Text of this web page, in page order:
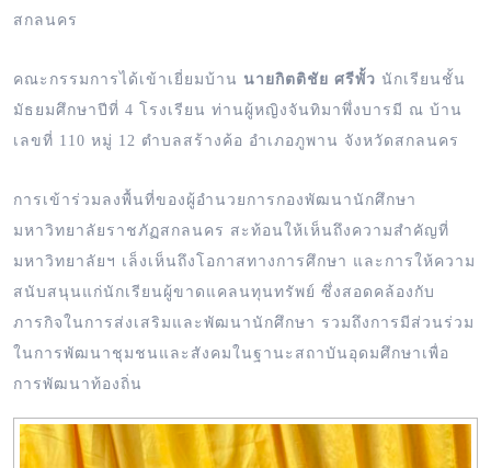
สกลนคร
คณะกรรมการได้เข้าเยี่ยมบ้าน นายกิตติชัย ศรีพั้ว นักเรียนชั้น
มัธยมศึกษาปีที่ 4 โรงเรียน ท่านผู้หญิงจันทิมาพึ่งบารมี ณ บ้าน
เลขที่ 110 หมู่ 12 ตำบลสร้างค้อ อำเภอภูพาน จังหวัดสกลนคร
การเข้าร่วมลงพื้นที่ของผู้อำนวยการกองพัฒนานักศึกษา
มหาวิทยาลัยราชภัฏสกลนคร สะท้อนให้เห็นถึงความสำคัญที่
มหาวิทยาลัยฯ เล็งเห็นถึงโอกาสทางการศึกษา และการให้ความ
สนับสนุนแก่นักเรียนผู้ขาดแคลนทุนทรัพย์ ซึ่งสอดคล้องกับ
ภารกิจในการส่งเสริมและพัฒนานักศึกษา รวมถึงการมีส่วนร่วม
ในการพัฒนาชุมชนและสังคมในฐานะสถาบันอุดมศึกษาเพื่อ
การพัฒนาท้องถิ่น